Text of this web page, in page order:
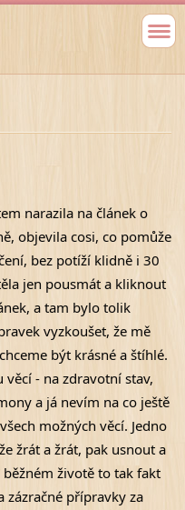
narazila na článek o
objevila cosi, co pomůže
bez potíží klidně i 30
jen pousmát a kliknout
a tam bylo tolik
vyzkoušet, že mě
být krásné a štíhlé.
- na zdravotní stav,
a já nevím na co ještě
možných věcí. Jedno
žrát a žrát, pak usnout a
životě to tak fakt
zázračné přípravky za